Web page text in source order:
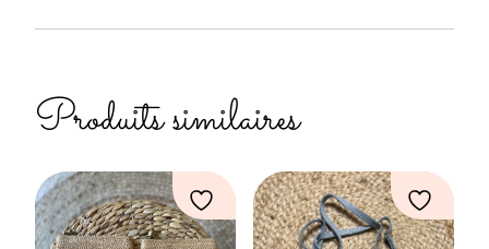
Produits similaires